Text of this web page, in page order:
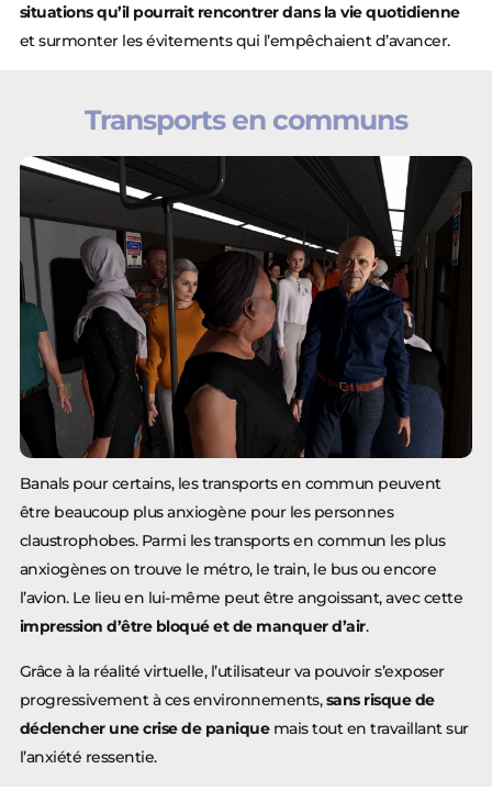
situations qu’il pourrait rencontrer dans la vie quotidienne
et surmonter les évitements qui l’empêchaient d’avancer.
Banals pour certains, les transports en commun peuvent
être beaucoup plus anxiogène pour les personnes
claustrophobes. Parmi les transports en commun les plus
anxiogènes on trouve le métro, le train, le bus ou encore
l’avion. Le lieu en lui-même peut être angoissant, avec cette
impression d’être bloqué et de manquer d’air.
Grâce à la réalité virtuelle, l’utilisateur va pouvoir s’exposer
progressivement à ces environnements,sans risque de
déclencher une crise de paniquemais tout en travaillant sur
l’anxiété ressentie.
Transports en communs